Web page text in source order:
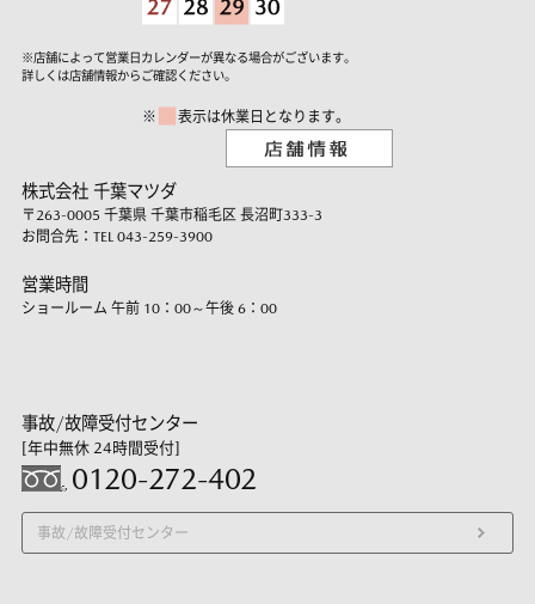
※店舗によって営業日カレンダーが異なる場合がございます。
詳しくは店舗情報からご確認ください。
※ 表示は休業日となります。
株式会社 千葉マツダ
〒263-0005 千葉県 千葉市稲毛区 長沼町333-3
お問合先：TEL 043-259-3900
営業時間
ショールーム 午前 10：00～午後 6：00
事故/故障受付センター
[年中無休 24時間受付]
0120-272-402
事故/故障受付センター